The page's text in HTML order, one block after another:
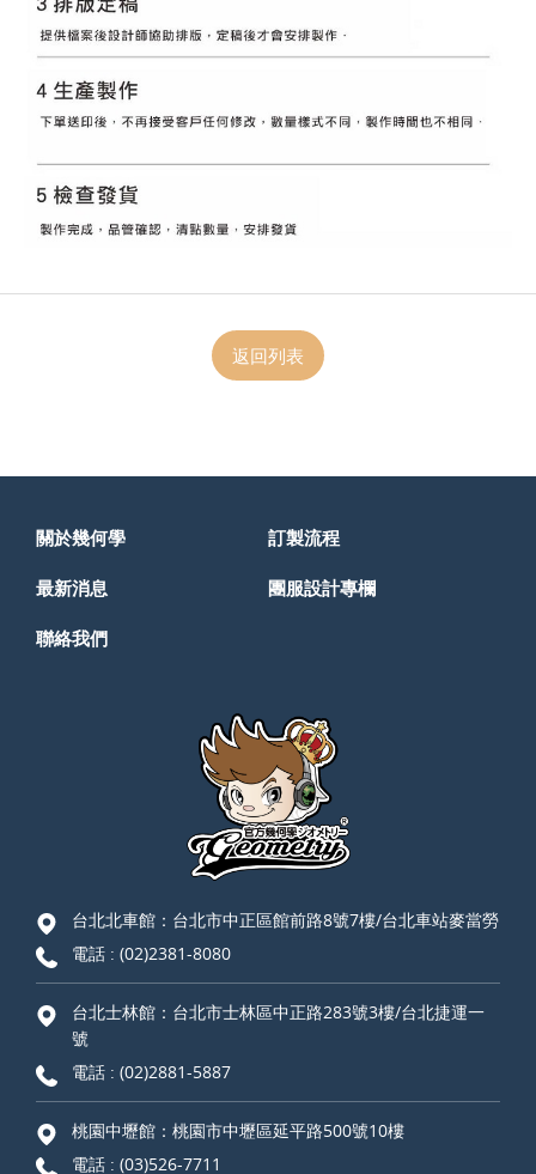
返回列表
關於幾何學 訂製流程
最新消息 團服設計專欄
聯絡我們
台北北車館：台北市中正區館前路8號7樓/台北車站麥當勞
電話 : (02)2381-8080
台北士林館：台北市士林區中正路283號3樓/台北捷運一
號
電話 : (02)2881-5887
桃園中壢館：桃園市中壢區延平路500號10樓
電話 : (03)526-7711